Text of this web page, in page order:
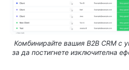
Комбинирайте вашия B2B CRM с
за да постигнете изключителна